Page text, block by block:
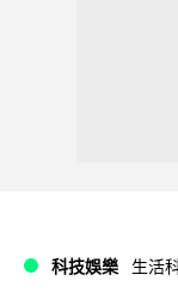
科技娛樂 生活